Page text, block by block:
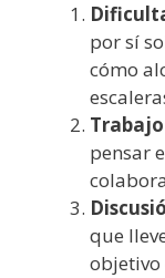
por sí
cómo
pensar
que
objetivo